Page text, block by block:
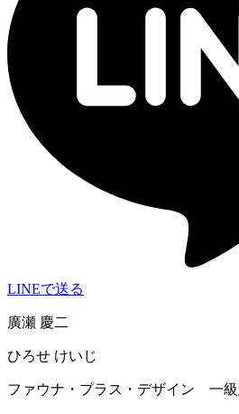
LINEで送る
廣瀬 慶二
ひろせ けいじ
ファウナ・プラス・デザイン 一